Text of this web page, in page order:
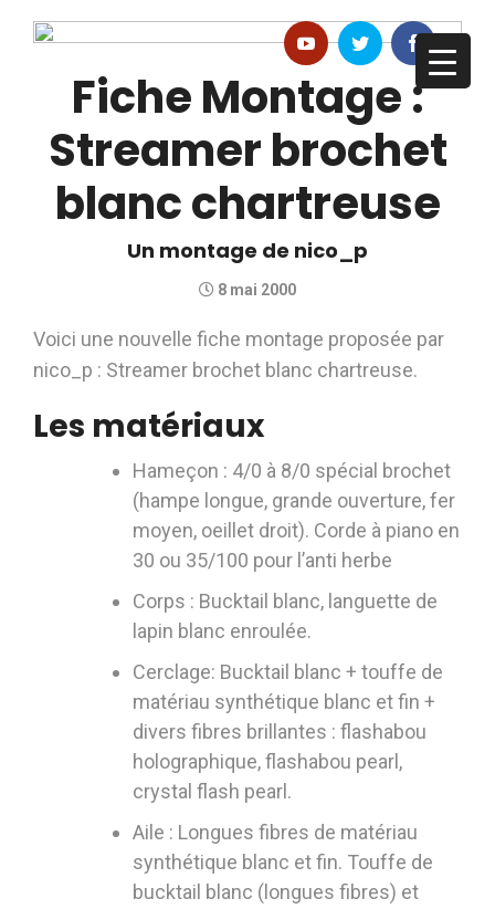
Fiche Montage :
Streamer brochet
blanc chartreuse
Un montage de nico_p
8 mai 2000
Voici une nouvelle fiche montage proposée par
nico_p : Streamer brochet blanc chartreuse.
Les matériaux
Hameçon : 4/0 à 8/0 spécial brochet
(hampe longue, grande ouverture, fer
moyen, oeillet droit). Corde à piano en
30 ou 35/100 pour l’anti herbe
Corps : Bucktail blanc, languette de
lapin blanc enroulée.
Cerclage: Bucktail blanc + touffe de
matériau synthétique blanc et fin +
divers fibres brillantes : flashabou
holographique, flashabou pearl,
crystal flash pearl.
Aile : Longues fibres de matériau
synthétique blanc et fin. Touffe de
bucktail blanc (longues fibres) et